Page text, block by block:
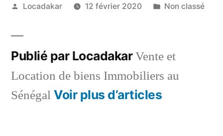
Publié
Locadakar 12 février 2020
Publié
Non classé
Publié par LocadakarVente et
Location de biens Immobiliers au
Sénégal Voir plus d’articles